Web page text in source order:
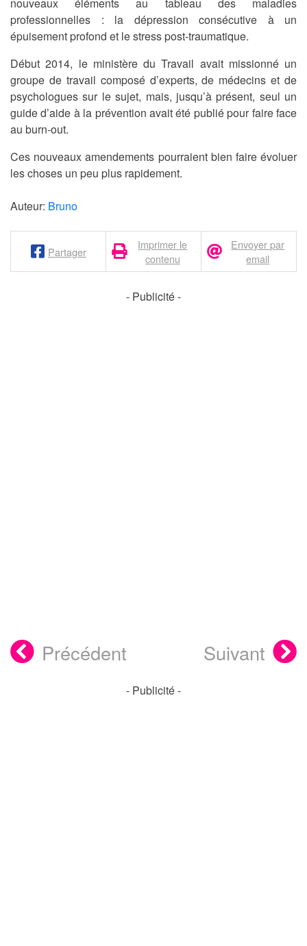
nouveaux éléments au tableau des maladies
professionnelles : la dépression consécutive à un
épuisement profond et le stress post-traumatique.
Début 2014, le ministère du Travail avait missionné un
groupe de travail composé d’experts, de médecins et de
psychologues sur le sujet, mais, jusqu’à présent, seul un
guide d’aide à la prévention avait été publié pour faire face
au burn-out.
Ces nouveaux amendements pourraient bien faire évoluer
les choses un peu plus rapidement.
Auteur: Bruno
Partager
Imprimer le
contenu
Envoyer par
email
- Publicité -
Précédent Suivant
- Publicité -